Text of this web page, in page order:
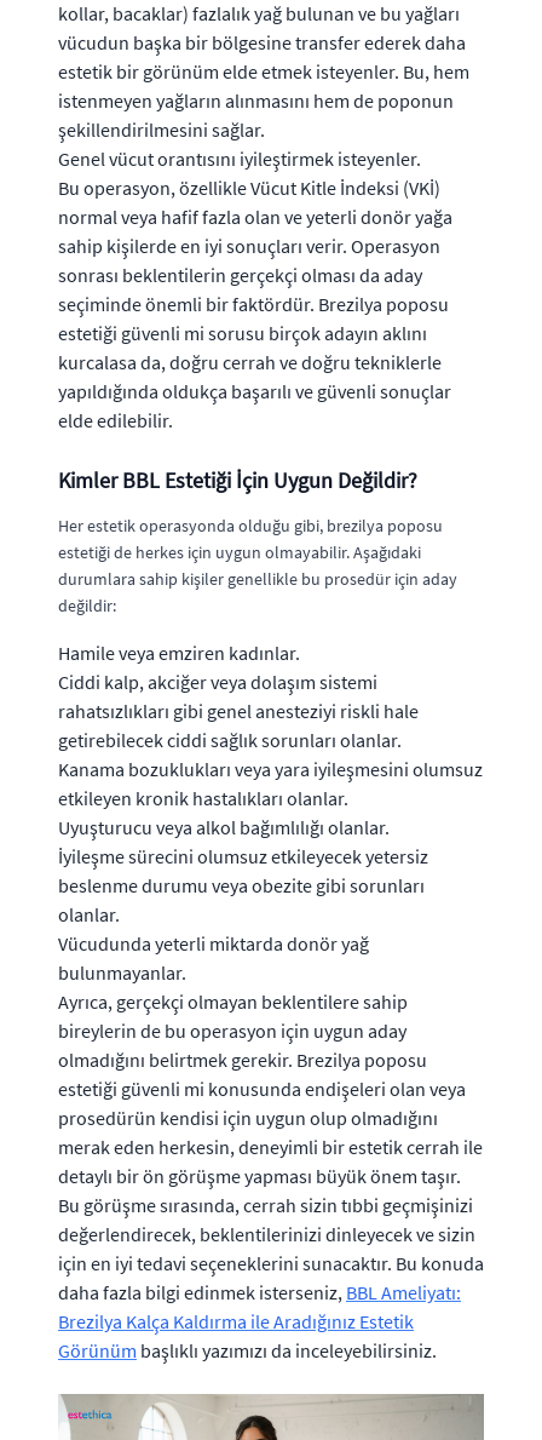
kollar, bacaklar) fazlalık yağ bulunan ve bu yağları
vücudun başka bir bölgesine transfer ederek daha
estetik bir görünüm elde etmek isteyenler. Bu, hem
istenmeyen yağların alınmasını hem de poponun
şekillendirilmesini sağlar.
Genel vücut orantısını iyileştirmek isteyenler.
Bu operasyon, özellikle Vücut Kitle İndeksi (VKİ)
normal veya hafif fazla olan ve yeterli donör yağa
sahip kişilerde en iyi sonuçları verir. Operasyon
sonrası beklentilerin gerçekçi olması da aday
seçiminde önemli bir faktördür. Brezilya poposu
estetiği güvenli mi sorusu birçok adayın aklını
kurcalasa da, doğru cerrah ve doğru tekniklerle
yapıldığında oldukça başarılı ve güvenli sonuçlar
elde edilebilir.
Kimler BBL Estetiği İçin Uygun Değildir?
Her estetik operasyonda olduğu gibi, brezilya poposu
estetiği de herkes için uygun olmayabilir. Aşağıdaki
durumlara sahip kişiler genellikle bu prosedür için aday
değildir:
Hamile veya emziren kadınlar.
Ciddi kalp, akciğer veya dolaşım sistemi
rahatsızlıkları gibi genel anesteziyi riskli hale
getirebilecek ciddi sağlık sorunları olanlar.
Kanama bozuklukları veya yara iyileşmesini olumsuz
etkileyen kronik hastalıkları olanlar.
Uyuşturucu veya alkol bağımlılığı olanlar.
İyileşme sürecini olumsuz etkileyecek yetersiz
beslenme durumu veya obezite gibi sorunları
olanlar.
Vücudunda yeterli miktarda donör yağ
bulunmayanlar.
Ayrıca, gerçekçi olmayan beklentilere sahip
bireylerin de bu operasyon için uygun aday
olmadığını belirtmek gerekir. Brezilya poposu
estetiği güvenli mi konusunda endişeleri olan veya
prosedürün kendisi için uygun olup olmadığını
merak eden herkesin, deneyimli bir estetik cerrah ile
detaylı bir ön görüşme yapması büyük önem taşır.
Bu görüşme sırasında, cerrah sizin tıbbi geçmişinizi
değerlendirecek, beklentilerinizi dinleyecek ve sizin
için en iyi tedavi seçeneklerini sunacaktır. Bu konuda
daha fazla bilgi edinmek isterseniz, BBL Ameliyatı:
Brezilya Kalça Kaldırma ile Aradığınız Estetik
Görünüm başlıklı yazımızı da inceleyebilirsiniz.